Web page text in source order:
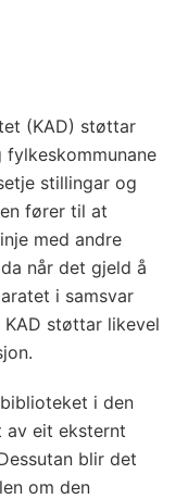
(KAD) støttar
stillingar og
fører til at
med andre
når det gjeld å
i samsvar
støttar likevel
i den
av eit eksternt
blir det
om den